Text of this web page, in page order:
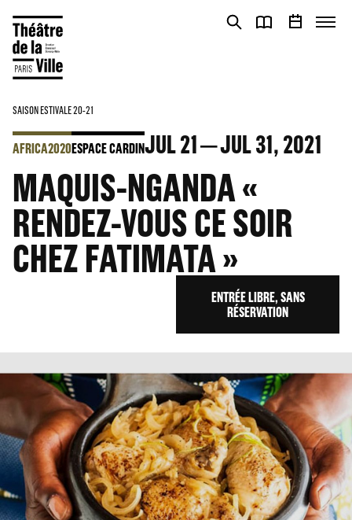
SAISON ESTIVALE 20-21
AFRICA2020ESPACE CARDINJUL21 JUL31, 2021
MAQUIS-NGANDA «
RENDEZ-VOUS CE SOIR
CHEZ FATIMATA »
ENTRÉE LIBRE, SANS
RÉSERVATION